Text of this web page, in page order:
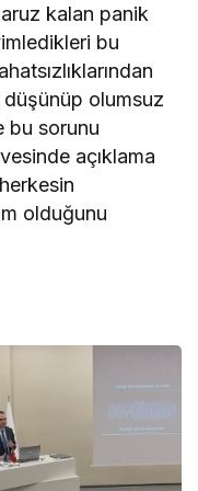
kalan panik
bu
düşünüp olumsuz
bu sorunu
açıklama
olduğunu